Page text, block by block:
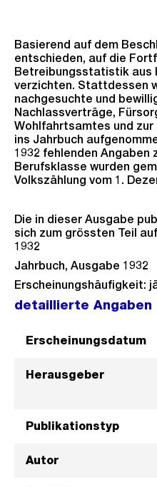
Basierend auf dem
entschieden, auf die
Betreibungsstatistik aus
verzichten. Stattdessen
nachgesuchte und
Nachlassverträge,
Wohlfahrtsamtes und
ins Jahrbuch
1932 fehlenden Angaben
Berufsklasse wurden
Volkszählung vom 1.
Die in dieser Ausgabe
sich zum grössten Teil
1932
Jahrbuch, Ausgabe 1932
Erscheinungshäufigkeit:
detaillierte Angaben
Erscheinungsdatum
Herausgeber
Publikationstyp
Autor